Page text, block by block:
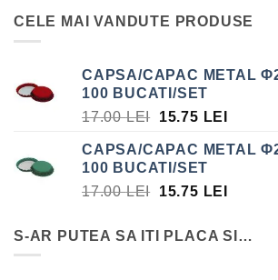
FOST:
CELE MAI VANDUTE PRODUSE
CAPSA/CAPAC METAL
100 BUCATI/SET
17.00LEI
PREȚUL
A
FOST:
17.00 LEI.
15.75 LEI
ESTE:
CAPSA/CAPAC METAL
100 BUCATI/SET
17.00LEI
PREȚUL
A
15.75 LEI
ESTE:
S-AR PUTEA SA ITI PLACA SI…